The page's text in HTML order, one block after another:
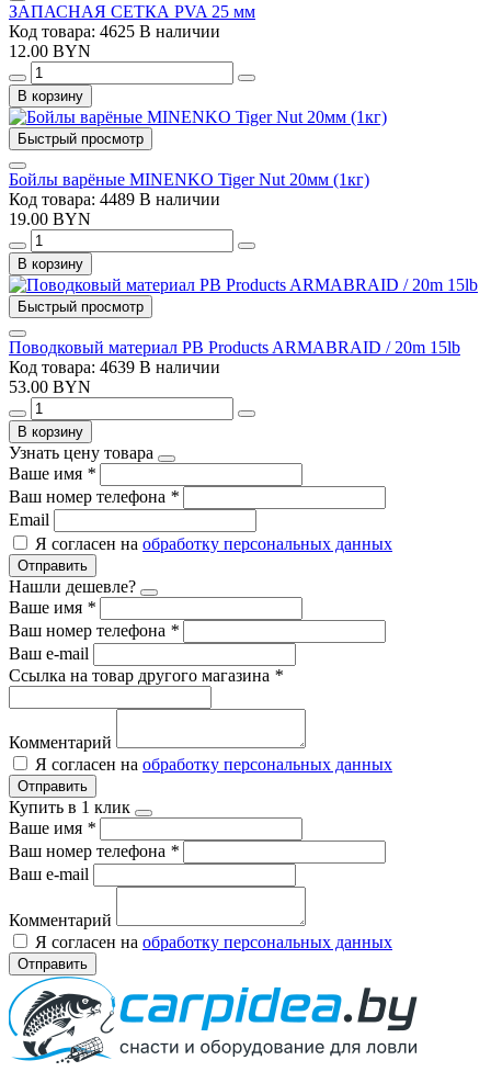
ЗАПАСНАЯ СЕТКА PVA 25 мм
Код товара: 4625 В наличии
12.00 BYN
В корзину
Быстрый просмотр
Бойлы варёные MINENKO Tiger Nut 20мм (1кг)
Код товара: 4489 В наличии
19.00 BYN
В корзину
Быстрый просмотр
Поводковый материал PB Products ARMABRAID / 20m 15lb
Код товара: 4639 В наличии
53.00 BYN
В корзину
Узнать цену товара
Ваше имя *
Ваш номер телефона *
Email
Я согласен на обработку персональных данных
Отправить
Нашли дешевле?
Ваше имя *
Ваш номер телефона *
Ваш e-mail
Ссылка на товар другого магазина *
Комментарий
Я согласен на обработку персональных данных
Отправить
Купить в 1 клик
Ваше имя *
Ваш номер телефона *
Ваш e-mail
Комментарий
Я согласен на обработку персональных данных
Отправить